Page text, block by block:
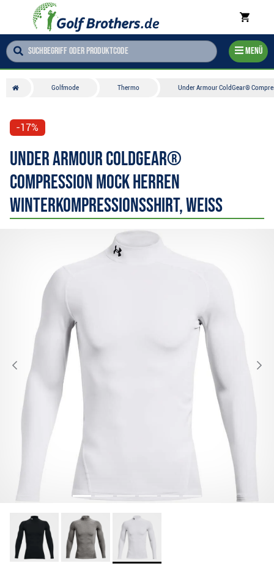
Menü
Golfmode Thermo Under Armour ColdGear®
-17%
Under Armour ColdGear®
Compression Mock Herren
Winterkompressionsshirt, weiss